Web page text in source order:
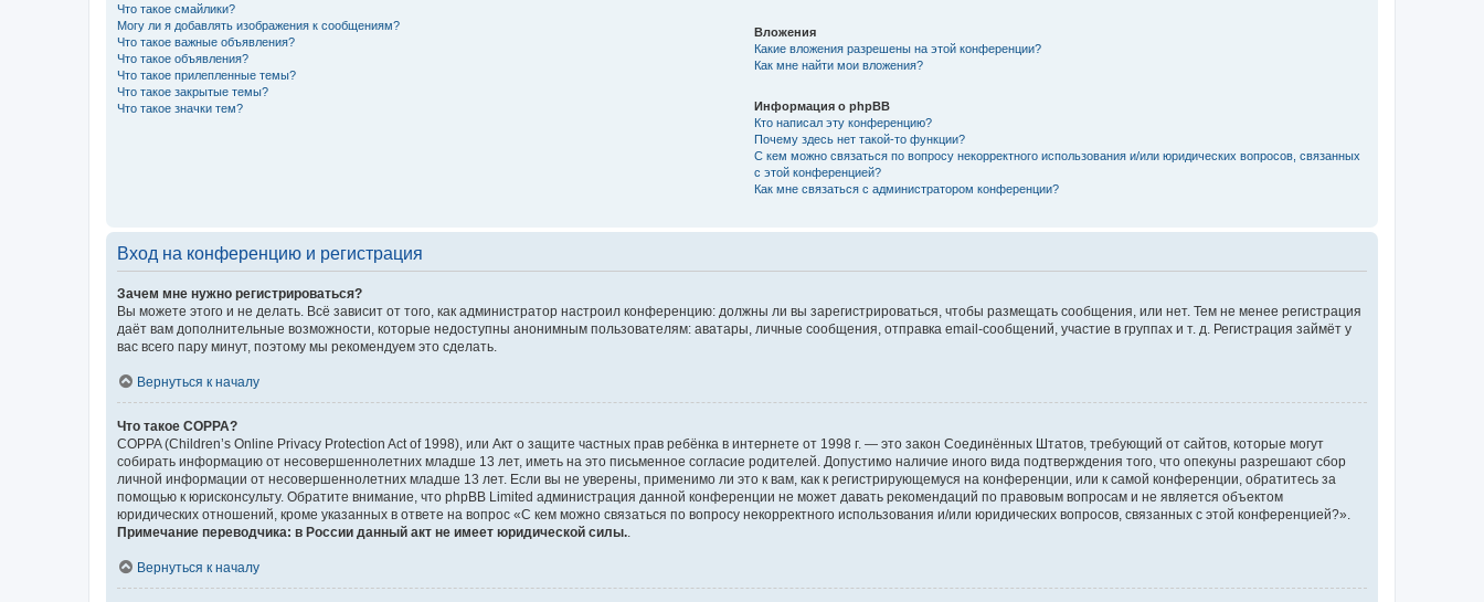
Что такое смайлики?
Могу ли я добавлять изображения к сообщениям?
Что такое важные объявления?
Что такое объявления?
Что такое прилепленные темы?
Что такое закрытые темы?
Что такое значки тем?
Вложения
Какие вложения разрешены на этой конференции?
Как мне найти мои вложения?
Информация о phpBB
Кто написал эту конференцию?
Почему здесь нет такой-то функции?
С кем можно связаться по вопросу некорректного использования и/или юридических вопросов, связанных
с этой конференцией?
Как мне связаться с администратором конференции?
Вход на конференцию и регистрация
Зачем мне нужно регистрироваться?
Вы можете этого и не делать. Всё зависит от того, как администратор настроил конференцию: должны ли вы зарегистрироваться, чтобы размещать сообщения, или нет. Тем не менее регистрация
даёт вам дополнительные возможности, которые недоступны анонимным пользователям: аватары, личные сообщения, отправка email-сообщений, участие в группах и т. д. Регистрация займёт у
вас всего пару минут, поэтому мы рекомендуем это сделать.
Вернуться к началу
Что такое COPPA?
COPPA (Children’s Online Privacy Protection Act of 1998), или Акт о защите частных прав ребёнка в интернете от 1998 г. — это закон Соединённых Штатов, требующий от сайтов, которые могут
собирать информацию от несовершеннолетних младше 13 лет, иметь на это письменное согласие родителей. Допустимо наличие иного вида подтверждения того, что опекуны разрешают сбор
личной информации от несовершеннолетних младше 13 лет. Если вы не уверены, применимо ли это к вам, как к регистрирующемуся на конференции, или к самой конференции, обратитесь за
помощью к юрисконсульту. Обратите внимание, что phpBB Limited администрация данной конференции не может давать рекомендаций по правовым вопросам и не является объектом
юридических отношений, кроме указанных в ответе на вопрос «С кем можно связаться по вопросу некорректного использования и/или юридических вопросов, связанных с этой конференцией?».
Примечание переводчика: в России данный акт не имеет юридической силы.
Вернуться к началу